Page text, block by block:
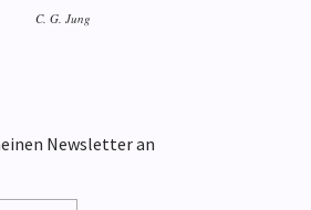
C. G. Jung
Newsletter an